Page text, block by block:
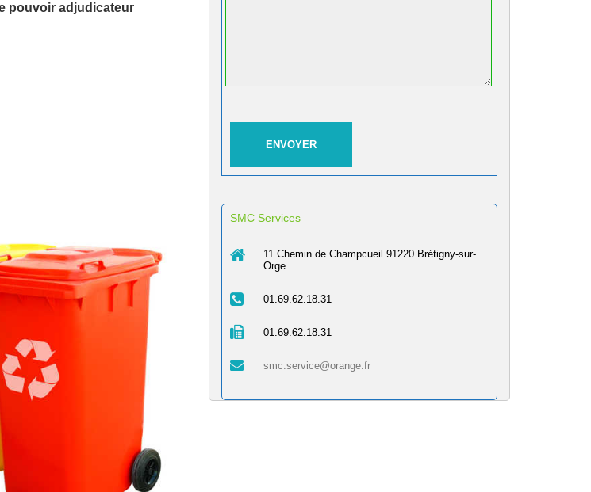
pouvoir adjudicateur
SMC Services
11 Chemin de Champcueil 91220 Brétigny-sur-
Orge
01.69.62.18.31
01.69.62.18.31
smc.service@orange.fr